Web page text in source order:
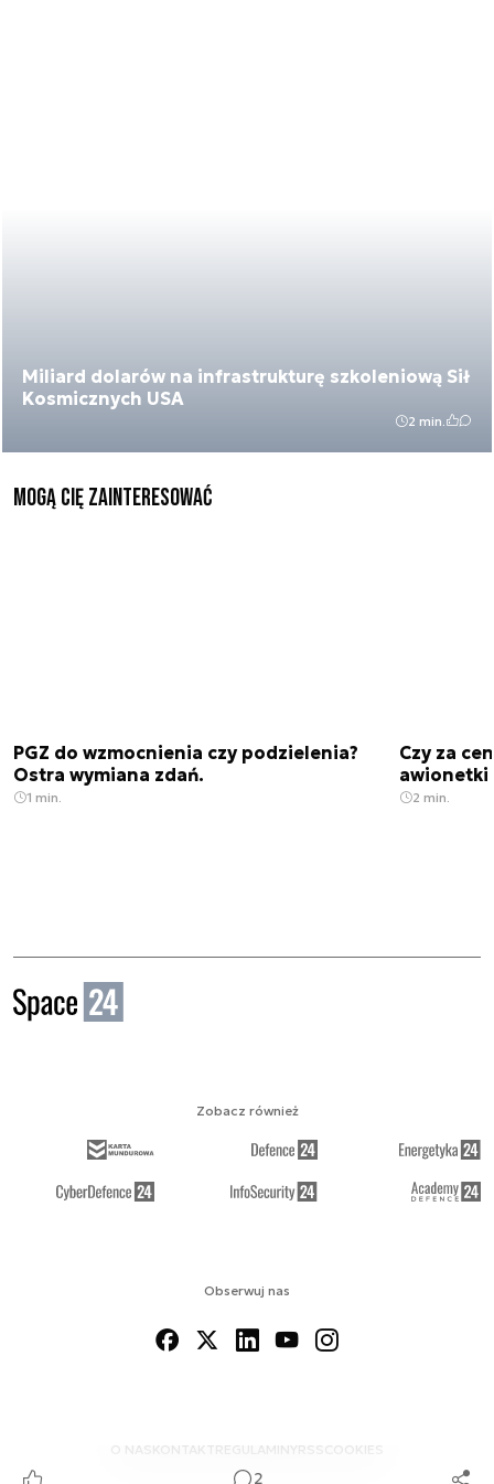
2
Miliard dolarów na infrastrukturę szkoleniową Sił
Kosmicznych USA
2 min.
Mogą Cię zainteresować
PGZ do wzmocnienia czy podzielenia?
Ostra wymiana zdań.
1 min.
Czy za
awionetki
2 min.
Obserwuj nas
O NAS KONTAKTREGULAMINYRSS COOKIES
Zobacz również